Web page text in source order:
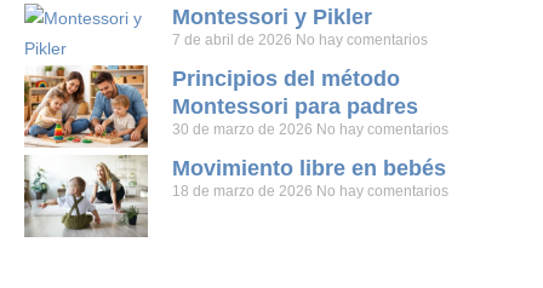
Montessori y Pikler
7 de abril de 2026 No hay comentarios
Principios del método
Montessori para padres
30 de marzo de 2026 No hay comentarios
Movimiento libre en bebés
18 de marzo de 2026 No hay comentarios